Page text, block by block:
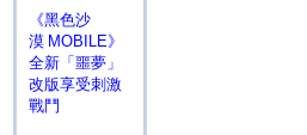
《黑色沙
漠 MOBILE》
全新「噩夢」
改版享受刺激
戰鬥